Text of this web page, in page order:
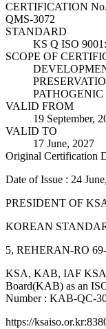
CERTIFICATION No.
QMS-3072
STANDARD
KS Q ISO
SCOPE OF
PATHOGENIC
VALID FROM
19 September,
VALID TO
17 June, 2027
Original Certification
Date of Issue : 24
PRESIDENT OF
KOREAN
5, REHERAN-RO
KSA, KAB, IAF KSA
Board(KAB) as an
Number : KAB-QC-
https://